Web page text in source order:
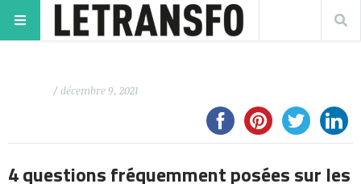
/ décembre 9, 2021
4 questions fréquemment posées sur les